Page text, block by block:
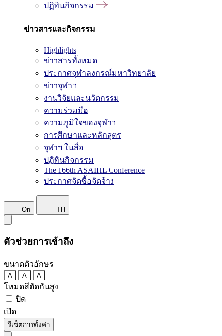
ปฏิทินกิจกรรม
ข่าวสารและกิจกรรม
Highlights
ข่าวสารทั้งหมด
ประกาศจุฬาลงกรณ์มหาวิทยาลัย
ข่าวจุฬาฯ
งานวิจัยและนวัตกรรม
ความร่วมมือ
ความภูมิใจของจุฬาฯ
การศึกษาและหลักสูตร
จุฬาฯ ในสื่อ
ปฏิทินกิจกรรม
The 166th ASAIHL Conference
ประกาศจัดซื้อจัดจ้าง
On TH
ตัวช่วยการเข้าถึง
ขนาดตัวอักษร
A A A
โหมดสีตัดกันสูง
ปิด
เปิด
รีเซ็ตการตั้งค่า